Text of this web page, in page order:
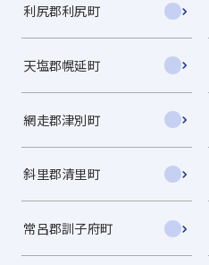
利尻郡利尻町
天塩郡幌延町
網走郡津別町
斜里郡清里町
常呂郡訓子府町